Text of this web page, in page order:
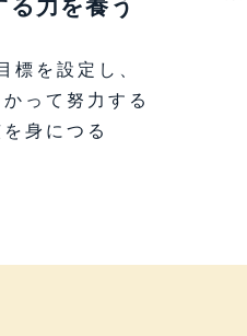
標を設定し、
って努力する
身につる